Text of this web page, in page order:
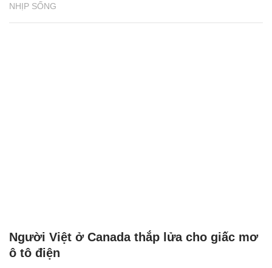
NHỊP SỐNG
Người Việt ở Canada thắp lửa cho giấc mơ
ô tô điện